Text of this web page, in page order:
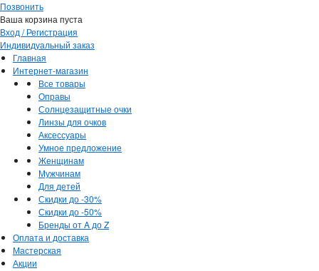
Позвонить
Ваша корзина пуста
Вход / Регистрация
Индивидуальный заказ
Главная
Интернет-магазин
Все товары
Оправы
Солнцезащитные очки
Линзы для очков
Аксессуары
Умное предложение
Женщинам
Мужчинам
Для детей
Скидки до -30%
Скидки до -50%
Бренды от A до Z
Оплата и доставка
Мастерская
Акции